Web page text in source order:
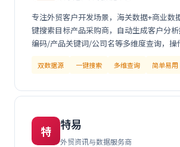
专注外贸客户开发场景，海关数据+商业数
键搜索目标产品采购商，自动生成客户分
编码/产品关键词/公司名等多维度查询，操
双数据源 一键搜索 多维查询 简单易用
特 特易
外贸资讯与数据服务商